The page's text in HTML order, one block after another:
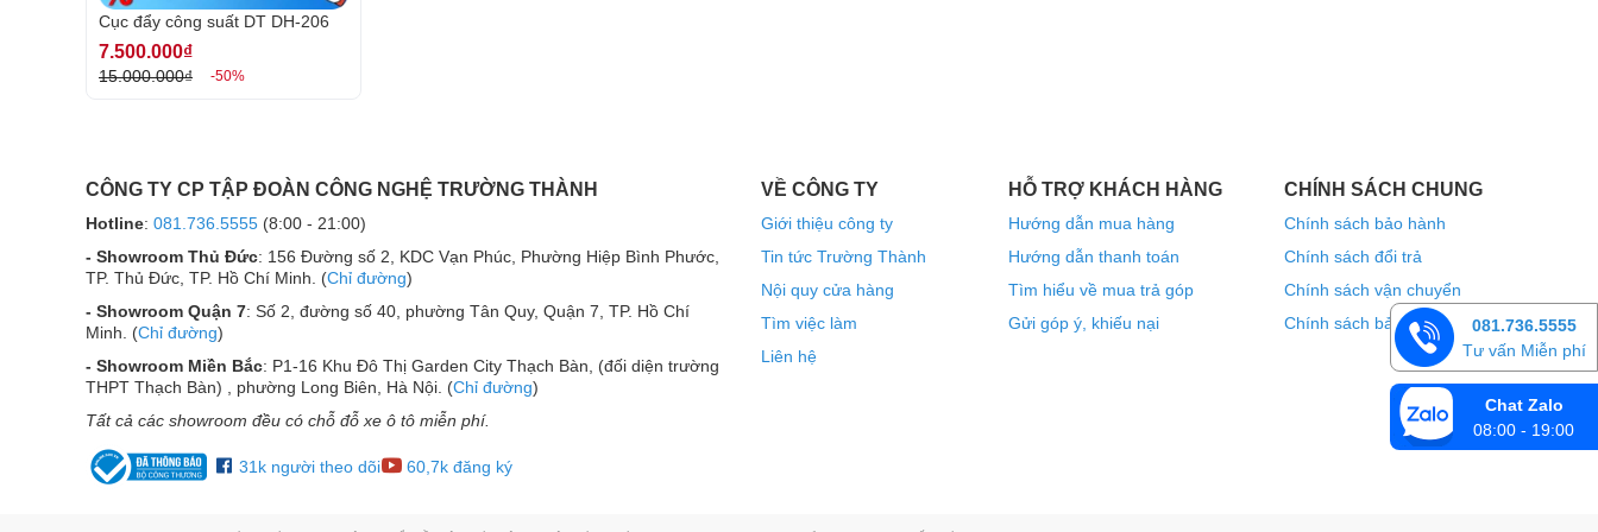
Thiết kế trực quan dễ sử dụng và dễ kiểm soát
Cục đẩy công suất DT DH-206
7.500.000₫
15.000.000₫ -50%
CÔNG TY CP TẬP ĐOÀN CÔNG NGHỆ TRƯỜNG THÀNH
Hotline: 081.736.5555 (8:00 - 21:00)
- Showroom Thủ Đức: 156 Đường số 2, KDC Vạn Phúc, Phường Hiệp Bình Phước,
TP. Thủ Đức, TP. Hồ Chí Minh. (Chỉ đường)
- Showroom Quận 7: Số 2, đường số 40, phường Tân Quy, Quận 7, TP. Hồ Chí
Minh. (Chỉ đường)
- Showroom Miền Bắc: P1-16 Khu Đô Thị Garden City Thạch Bàn, (đối diện trường
THPT Thạch Bàn) , phường Long Biên, Hà Nội. (Chỉ đường)
Tất cả các showroom đều có chỗ đỗ xe ô tô miễn phí.
VỀ CÔNG TY
Giới thiệu công ty
Tin tức Trường Thành
Nội quy cửa hàng
Tìm việc làm
Liên hệ
HỖ TRỢ KHÁCH HÀNG
Hướng dẫn mua hàng
Hướng dẫn thanh toán
Tìm hiểu về mua trả góp
Gửi góp ý, khiếu nại
CHÍNH SÁCH CHUNG
Chính sách bảo hành
Chính sách đổi trả
Chính sách vận chuyển
Chính sách bảo mật thông tin
31k người theo dõi 60,7k đăng ký
081.736.5555
Tư vấn Miễn phí
Chat Zalo
08:00 - 19:00